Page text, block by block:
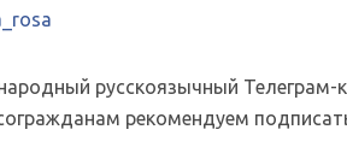
русскоязычный Телеграм-
рекомендуем